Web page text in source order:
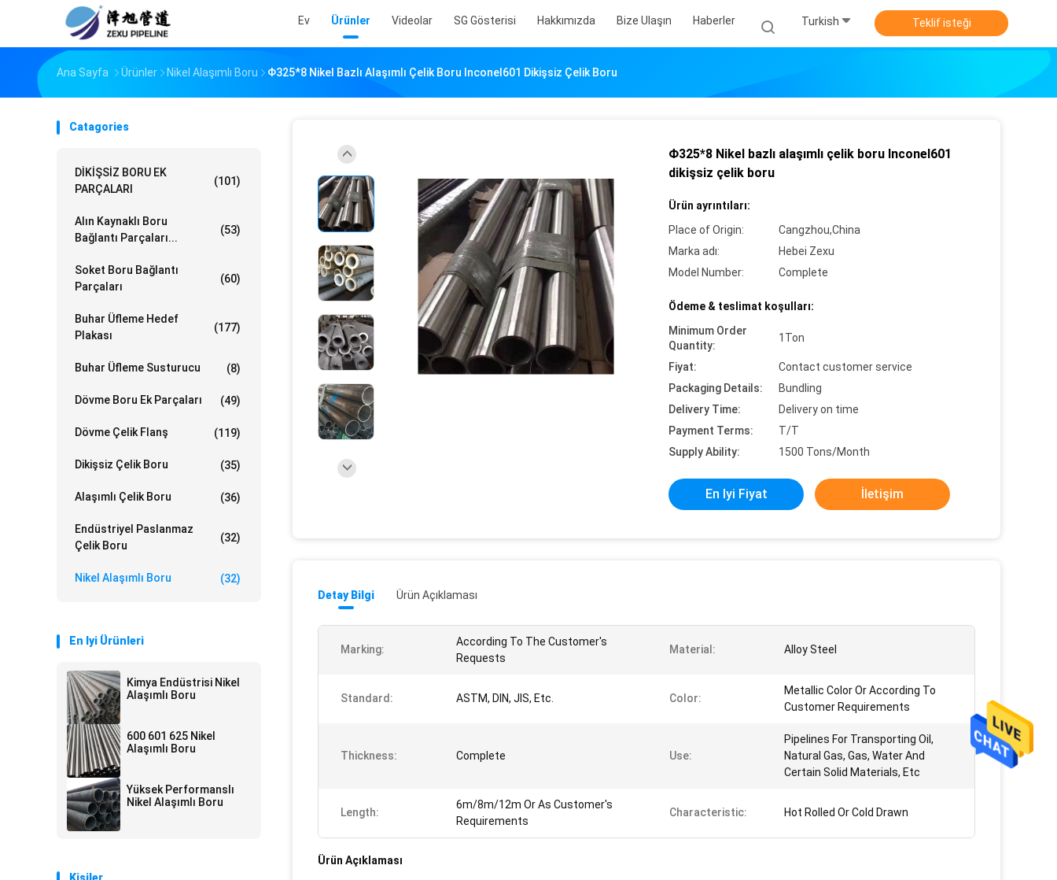
Ev Ürünler Videolar SG Gösterisi Hakkımızda Bize Ulaşın Haberler Turkish Teklif isteği
Ana Sayfa Ürünler Nikel Alaşımlı Boru Φ325*8 Nikel Bazlı Alaşımlı Çelik Boru Inconel601 Dikişsiz Çelik Boru
Catagories
DİKİŞSİZ BORU EK
PARÇALARI
(101)
Alın Kaynaklı Boru
Bağlantı Parçaları...
(53)
Soket Boru Bağlantı
Parçaları
(60)
Buhar Üfleme Hedef
Plakası
(177)
Buhar Üfleme Susturucu (8)
Dövme Boru Ek Parçaları (49)
Dövme Çelik Flanş (119)
Dikişsiz Çelik Boru (35)
Alaşımlı Çelik Boru (36)
Endüstriyel Paslanmaz
Çelik Boru
(32)
Nikel Alaşımlı Boru (32)
En Iyi Ürünleri
Kimya Endüstrisi Nikel
Alaşımlı Boru
600 601 625 Nikel
Alaşımlı Boru
Yüksek Performanslı
Nikel Alaşımlı Boru
Φ325*8 Nikel bazlı alaşımlı çelik boru Inconel601
dikişsiz çelik boru
Ürün ayrıntıları:
Place of Origin:
Cangzhou,China
Marka adı:
Hebei Zexu
Model Number:
Complete
Ödeme & teslimat koşulları:
Minimum Order
Quantity:
1Ton
Fiyat:
Contact customer service
Packaging Details:
Bundling
Delivery Time:
Delivery on time
Payment Terms:
T/T
Supply Ability:
1500 Tons/Month
En Iyi Fiyat İletişim
Detay Bilgi Ürün Açıklaması
Marking:
According To The Customer's
Requests
Material: Alloy Steel
Standard: ASTM, DIN, JIS, Etc. Color:
Metallic Color Or According To
Customer Requirements
Thickness: Complete Use:
Pipelines For Transporting Oil,
Natural Gas, Gas, Water And
Certain Solid Materials, Etc
Length:
6m/8m/12m Or As Customer's
Requirements
Characteristic: Hot Rolled Or Cold Drawn
Ürün Açıklaması